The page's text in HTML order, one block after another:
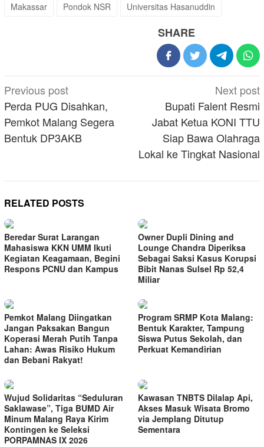
Makassar
Pondok NSR Universitas Hasanuddin
SHARE
Post
navigation
Previous post
Perda PUG Disahkan,
Pemkot Malang Segera
Bentuk DP3AKB
Next post
Bupati Falent Resmi
Jabat Ketua KONI TTU
Siap Bawa Olahraga
Lokal ke Tingkat Nasional
RELATED POSTS
Beredar Surat Larangan
Mahasiswa KKN UMM Ikuti
Kegiatan Keagamaan, Begini
Respons PCNU dan Kampus
Owner Dupli Dining and
Lounge Chandra Diperiksa
Sebagai Saksi Kasus Korupsi
Bibit Nanas Sulsel Rp 52,4
Miliar
Pemkot Malang Diingatkan
Jangan Paksakan Bangun
Koperasi Merah Putih Tanpa
Lahan: Awas Risiko Hukum
dan Bebani Rakyat!
Program SRMP Kota Malang:
Bentuk Karakter, Tampung
Siswa Putus Sekolah, dan
Perkuat Kemandirian
Wujud Solidaritas “Seduluran
Saklawase”, Tiga BUMD Air
Minum Malang Raya Kirim
Kontingen ke Seleksi
PORPAMNAS IX 2026
Kawasan TNBTS Dilalap Api,
Akses Masuk Wisata Bromo
via Jemplang Ditutup
Sementara